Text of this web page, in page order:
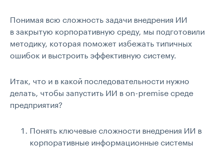
Понимая всю сложность задачи внедрения ИИ
в закрытую корпоративную среду, мы подготовили
методику, которая поможет избежать типичных
ошибок и выстроить эффективную систему.
Итак, что и в какой последовательности нужно
делать, чтобы запустить ИИ в on-premise среде
предприятия?
Понять ключевые сложности внедрения ИИ в
корпоративные информационные системы